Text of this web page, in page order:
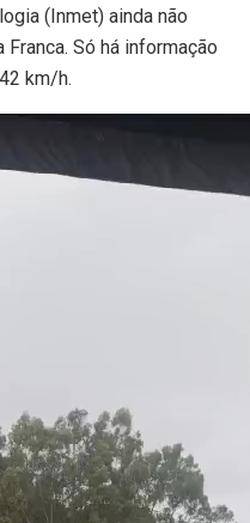
(Inmet) ainda não
Só há informação
km/h.